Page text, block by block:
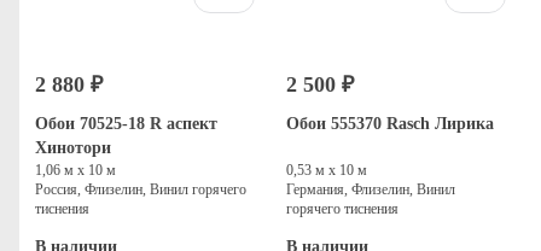
2 880 ₽
Обои 70525-18 R аспект
Хинотори
1,06 м х 10 м
Россия, Флизелин, Винил горячего
тиснения
В наличии
2 500 ₽
Обои 555370 Rasch Лирика
0,53 м х 10 м
Германия, Флизелин, Винил
горячего тиснения
В наличии